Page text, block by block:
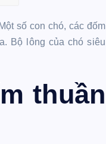
số con chó, các đốm
Bộ lông của chó siêu
thuần